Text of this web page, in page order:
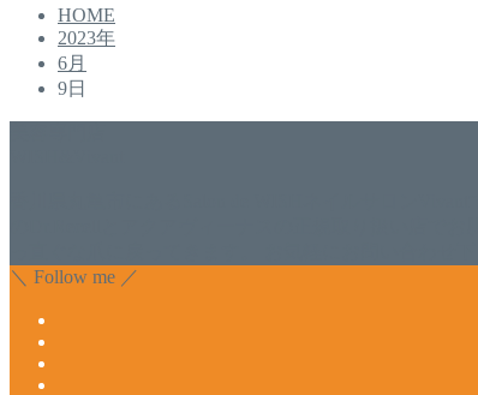
HOME
2023年
6月
9日
＼ Follow me ／